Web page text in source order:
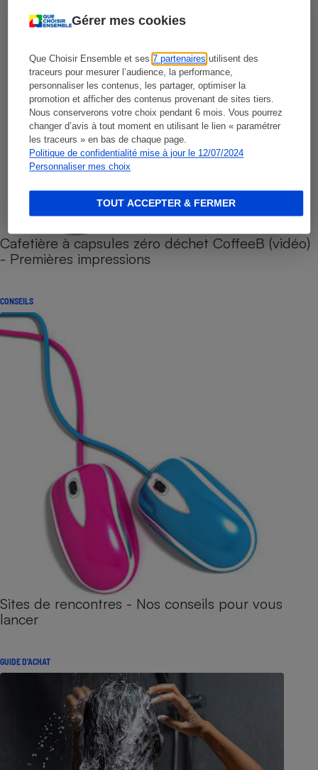
Gérer mes cookies
Que Choisir Ensemble et ses7 partenaires utilisent des
traceurs pour mesurer l’audience, la performance,
personnaliser les contenus, les partager, optimiser la
promotion et afficher des contenus provenant de sites tiers.
Nous conserverons votre choix pendant 6 mois. Vous pourrez
changer d’avis à tout moment en utilisant le lien « paramétrer
les traceurs » en bas de chaque page.
Politique de confidentialité mise à jour le 12/07/2024
Personnaliser mes choix
TOUT ACCEPTER & FERMER
Cafetière à capsules zéro déchet CoffeeB (vidéo)
- Premières impressions
CONSEILS
Sites de rencontres - Nos conseils pour vous
lancer
GUIDE D'ACHAT